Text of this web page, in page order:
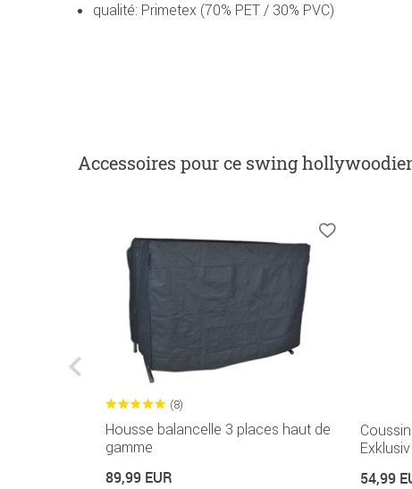
qualité: Primetex (70% PET / 30% PVC)
Accessoires pour ce swing
(8)
Housse balancelle 3 places haut de
gamme
89,99 EUR 54,99